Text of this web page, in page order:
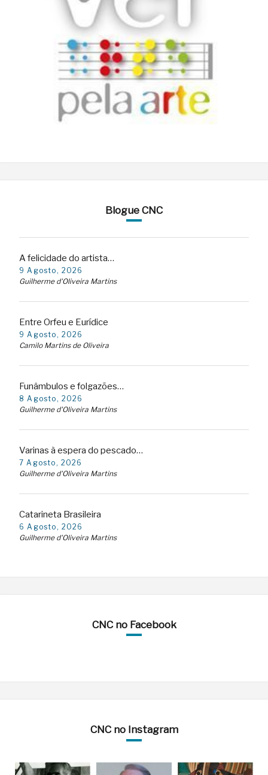
Blogue CNC
A felicidade do artista…
9 Agosto, 2026
Guilherme d'Oliveira Martins
Entre Orfeu e Eurídice
9 Agosto, 2026
Camilo Martins de Oliveira
Funâmbulos e folgazões…
8 Agosto, 2026
Guilherme d'Oliveira Martins
Varinas à espera do pescado…
7 Agosto, 2026
Guilherme d'Oliveira Martins
Catarineta Brasileira
6 Agosto, 2026
Guilherme d'Oliveira Martins
CNC no Facebook
CNC no Instagram